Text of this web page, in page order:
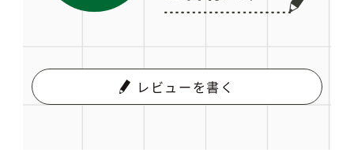
レビューを書く